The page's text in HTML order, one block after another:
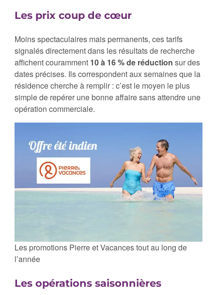
Les prix coup de cœur
Moins spectaculaires mais permanents, ces tarifs
signalés directement dans les résultats de recherche
affichent couramment 10 à 16 % de réduction sur des
dates précises. Ils correspondent aux semaines que la
résidence cherche à remplir : c’est le moyen le plus
simple de repérer une bonne affaire sans attendre une
opération commerciale.
Les promotions Pierre et Vacances tout au long de
l’année
Les opérations saisonnières